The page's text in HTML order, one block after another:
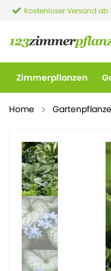
Kostenloser Versand ab
Zimmerpflanzen
Home